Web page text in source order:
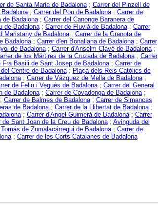
de Santa Maria de Badalona; Carrer del Pinzell de
; Carrer del Pou de Badalona; Carrer de
de Badalona; Carrer del Canonge Baranera de
de Badalona; Carrer de Fluvià de Badalona; Carrer
Maristany de Badalona; Carrer de la Granota de
Badalona; Carrer d'en Bonallana de Badalona; Carrer
de Badalona; Carrer d'Anselm Clavé de Badalona;
de los Mártires de la Cruzada de Badalona; Carrer
Fra Basili de Sant Josep de Badalona; Carrer de
Centre de Badalona; Plaça dels Reis Catòlics de
; Carrer de Vázquez de Mella de Badalona;
de Feliu i Vegués de Badalona; Carrer del General
de Badalona; Carrer de Covadonga de Badalona;
Carrer de Balmes de Badalona; Carrer de Simancas
de Badalona; Carrer de la Llibertat de Badalona;
; Carrer d'Angel Guimerà de Badalona; Carrer
de Sant Joan de la Creu de Badalona; Avinguda del
de Zumalacárregui de Badalona; Carrer de
; Carrer de les Corts Catalanes de Badalona